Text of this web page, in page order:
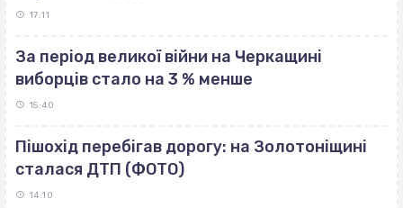
17:11
За період великої війни на Черкащині
виборців стало на 3 % менше
15:40
Пішохід перебігав дорогу: на Золотоніщині
сталася ДТП (ФОТО)
14:10